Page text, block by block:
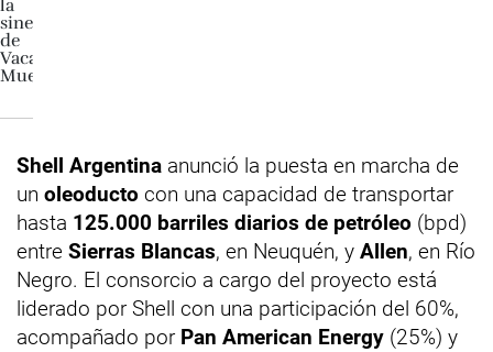
Shell Argentina anunció la puesta en marcha de
un oleoducto con una capacidad de transportar
hasta 125.000 barriles diarios de petróleo (bpd)
entre Sierras Blancas, en Neuquén, y Allen, en Río
Negro. El consorcio a cargo del proyecto está
liderado por Shell con una participación del 60%,
acompañado por Pan American Energy (25%) y